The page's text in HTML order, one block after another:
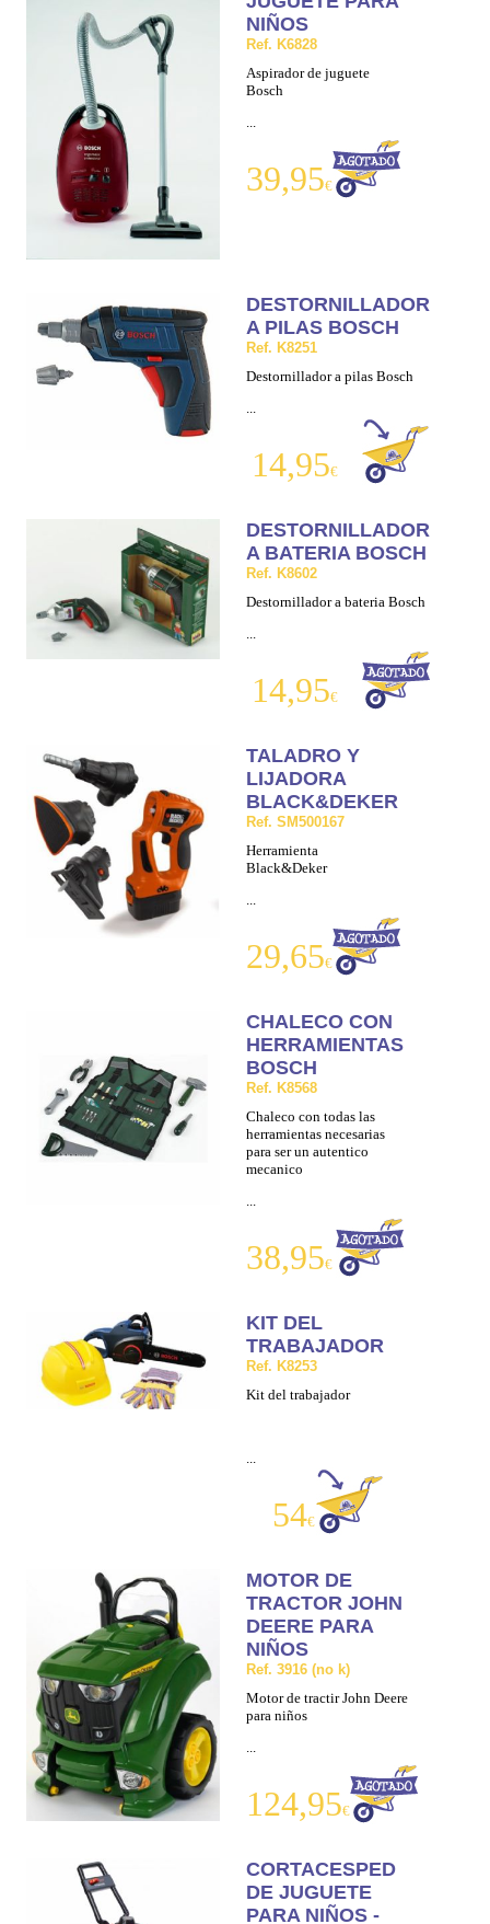
NIÑOS
Ref. K6828
Aspirador de juguete
Bosch
...
39,95€
DESTORNILLADOR
A PILAS BOSCH
Ref. K8251
Destornillador a pilas Bosch
...
14,95€
DESTORNILLADOR
A BATERIA BOSCH
Ref. K8602
Destornillador a bateria Bosch
...
14,95€
TALADRO Y
LIJADORA
BLACK&DEKER
Ref. SM500167
Herramienta
Black&Deker
...
29,65€
CHALECO CON
HERRAMIENTAS
BOSCH
Ref. K8568
Chaleco con todas las
herramientas necesarias
para ser un autentico
mecanico
...
38,95€
KIT DEL
TRABAJADOR
Ref. K8253
Kit del trabajador
...
54€
MOTOR DE
TRACTOR JOHN
DEERE PARA
NIÑOS
Ref. 3916 (no k)
Motor de tractir John Deere
para niños
...
124,95€
CORTACESPED
DE JUGUETE
PARA NIÑOS -